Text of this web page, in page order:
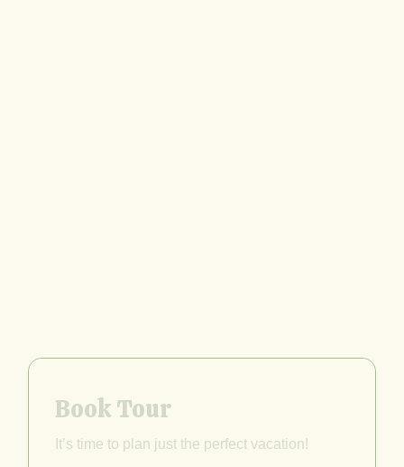
Book Tour
It’s time to plan just the perfect vacation!